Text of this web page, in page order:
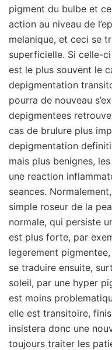
pigment du bulbe et
action au niveau de
melanique, et ceci se
superficielle. Si celle-
est le plus souvent le
depigmentation
pourra de nouveau
depigmentees
cas de brulure plus
depigmentation
mais plus benignes,
une reaction
seances.
simple roseur de la
normale, qui persiste
est plus forte, par
legerement
se traduire ensuite,
soleil, par une hyper
est moins
elle est transitoire,
insistera donc une
toujours traiter les